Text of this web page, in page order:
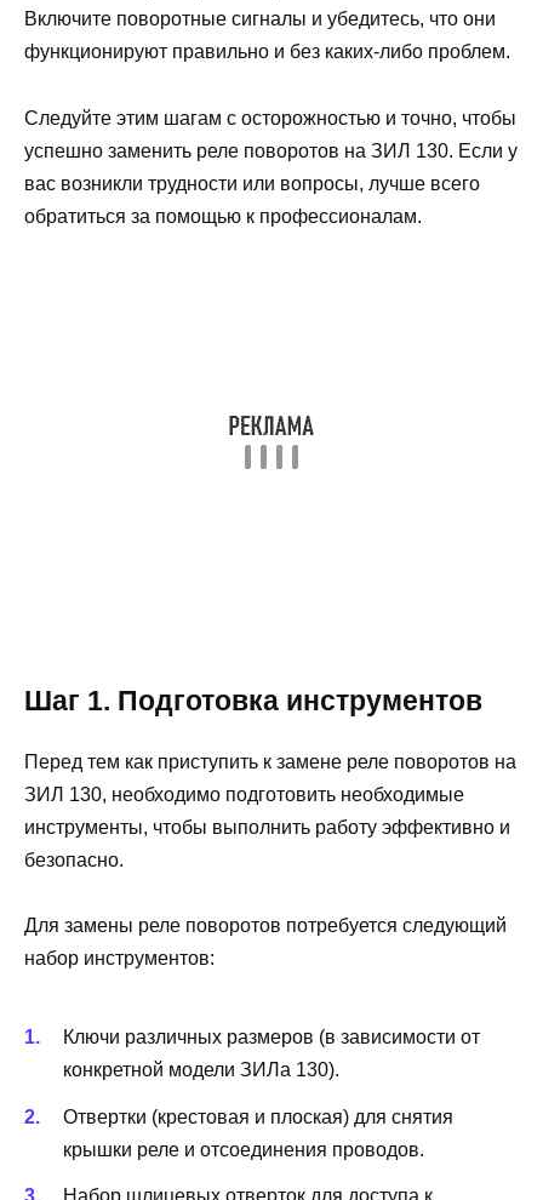
Включите поворотные сигналы и убедитесь, что они
функционируют правильно и без каких-либо проблем.
Следуйте этим шагам с осторожностью и точно, чтобы
успешно заменить реле поворотов на ЗИЛ 130. Если у
вас возникли трудности или вопросы, лучше всего
обратиться за помощью к профессионалам.
Шаг 1. Подготовка инструментов
Перед тем как приступить к замене реле поворотов на
ЗИЛ 130, необходимо подготовить необходимые
инструменты, чтобы выполнить работу эффективно и
безопасно.
Для замены реле поворотов потребуется следующий
набор инструментов:
Ключи различных размеров (в зависимости от
конкретной модели ЗИЛа 130).
Отвертки (крестовая и плоская) для снятия
крышки реле и отсоединения проводов.
Набор шлицевых отверток для доступа к